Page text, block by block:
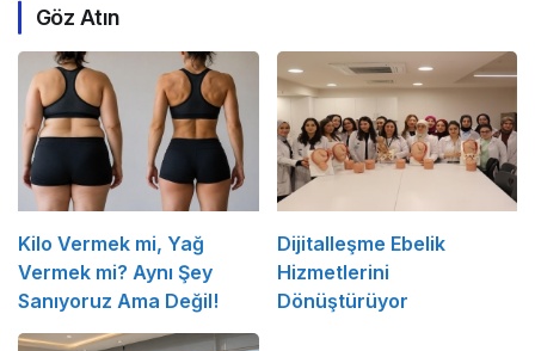
Göz Atın
Kilo Vermek mi, Yağ
Vermek mi? Aynı Şey
Sanıyoruz Ama Değil!
Dijitalleşme Ebelik
Hizmetlerini
Dönüştürüyor